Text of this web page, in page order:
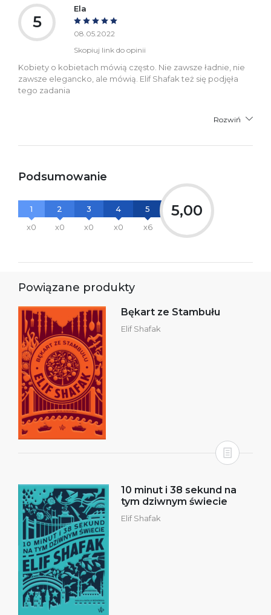
5
Ela
08.05.2022
Skopiuj link do opinii
Kobiety o kobietach mówią często. Nie zawsze ładnie, nie
zawsze elegancko, ale mówią. Elif Shafak też się podjęła
tego zadania
Rozwiń
Podsumowanie
1
x0
2
x0
3
x0
4
x0
5
x6
5,00
Powiązane produkty
Bękart ze Stambułu
Elif Shafak
10 minut i 38 sekund na
tym dziwnym świecie
Elif Shafak